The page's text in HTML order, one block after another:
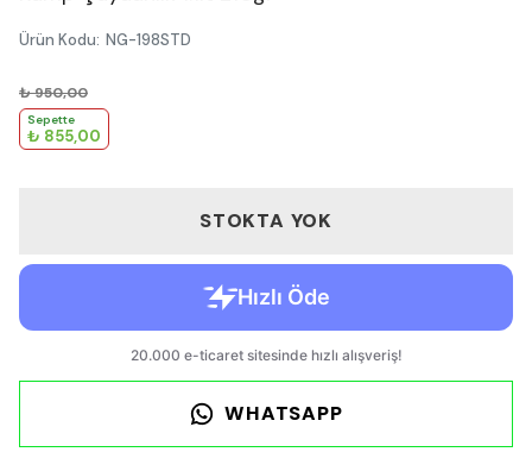
Ürün Kodu: NG-198STD
₺ 950,00
Sepette
₺ 855,00
STOKTA YOK
WHATSAPP